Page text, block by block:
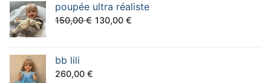
poupée ultra réaliste
150,00€ Le
130,00 €
bb lili
260,00 €